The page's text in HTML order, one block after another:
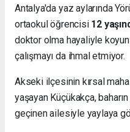
Antalya'da yaz aylarında
ortaokul öğrencisi 12
doktor olma hayaliyle
çalışmayı da ihmal etmiyor.
Akseki ilçesinin kırsal
yaşayan Küçükakça,
geçinen ailesiyle yaylaya